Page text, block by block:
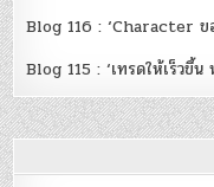
Blog 116 : ‘Character ข
Blog 115 : ‘เทรดให้เร็วขึ้น